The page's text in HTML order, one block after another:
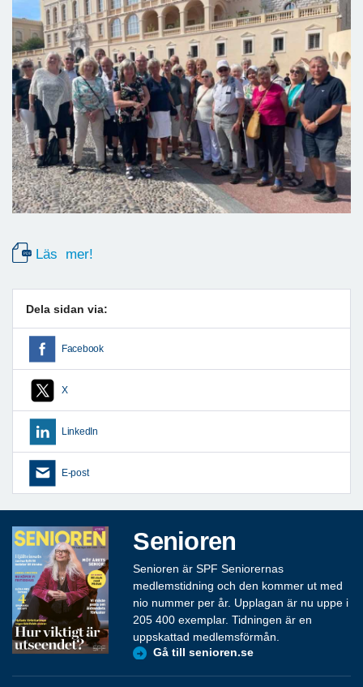
Läs mer!
Dela sidan via:
Facebook
X
LinkedIn
E-post
Senioren
Senioren är SPF Seniorernas
medlemstidning och den kommer ut med
nio nummer per år. Upplagan är nu uppe i
205 400 exemplar. Tidningen är en
uppskattad medlemsförmån.
Gå till senioren.se